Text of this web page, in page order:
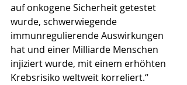
auf onkogene Sicherheit getestet
wurde, schwerwiegende
immunregulierende Auswirkungen
hat und einer Milliarde Menschen
injiziert wurde, mit einem erhöhten
Krebsrisiko weltweit korreliert.“